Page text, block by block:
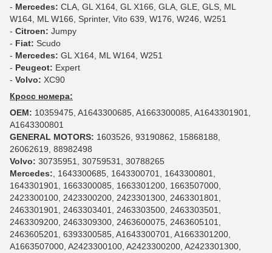
- Mercedes: CLA, GL X164, GL X166, GLA, GLE, GLS, ML
W164, ML W166, Sprinter, Vito 639, W176, W246, W251
- Citroen: Jumpy
- Fiat: Scudo
- Mercedes: GL X164, ML W164, W251
- Peugeot: Expert
- Volvo: XC90
Кросс номера:
OEM: 10359475, A1643300685, A1663300085, A1643301901,
A1643300801
GENERAL MOTORS: 1603526, 93190862, 15868188,
26062619, 88982498
Volvo: 30735951, 30759531, 30788265
Mercedes: , 1643300685, 1643300701, 1643300801,
1643301901, 1663300085, 1663301200, 1663507000,
2423300100, 2423300200, 2423301300, 2463301801,
2463301901, 2463303401, 2463303500, 2463303501,
2463309200, 2463309300, 2463600075, 2463605101,
2463605201, 6393300585, A1643300701, A1663301200,
A1663507000, A2423300100, A2423300200, A2423301300,